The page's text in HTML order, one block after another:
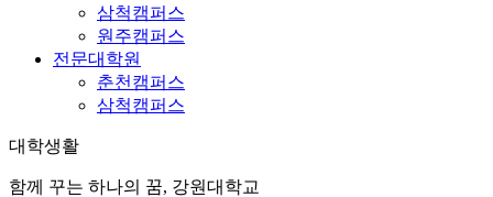
삼척캠퍼스
원주캠퍼스
전문대학원
춘천캠퍼스
삼척캠퍼스
대학생활
함께 꾸는 하나의 꿈, 강원대학교